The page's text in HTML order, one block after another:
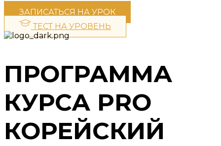
ЗАПИСАТЬСЯ НА УРОК
ТЕСТ НА УРОВЕНЬ
ПРОГРАММА
КУРСА PRO
КОРЕЙСКИЙ